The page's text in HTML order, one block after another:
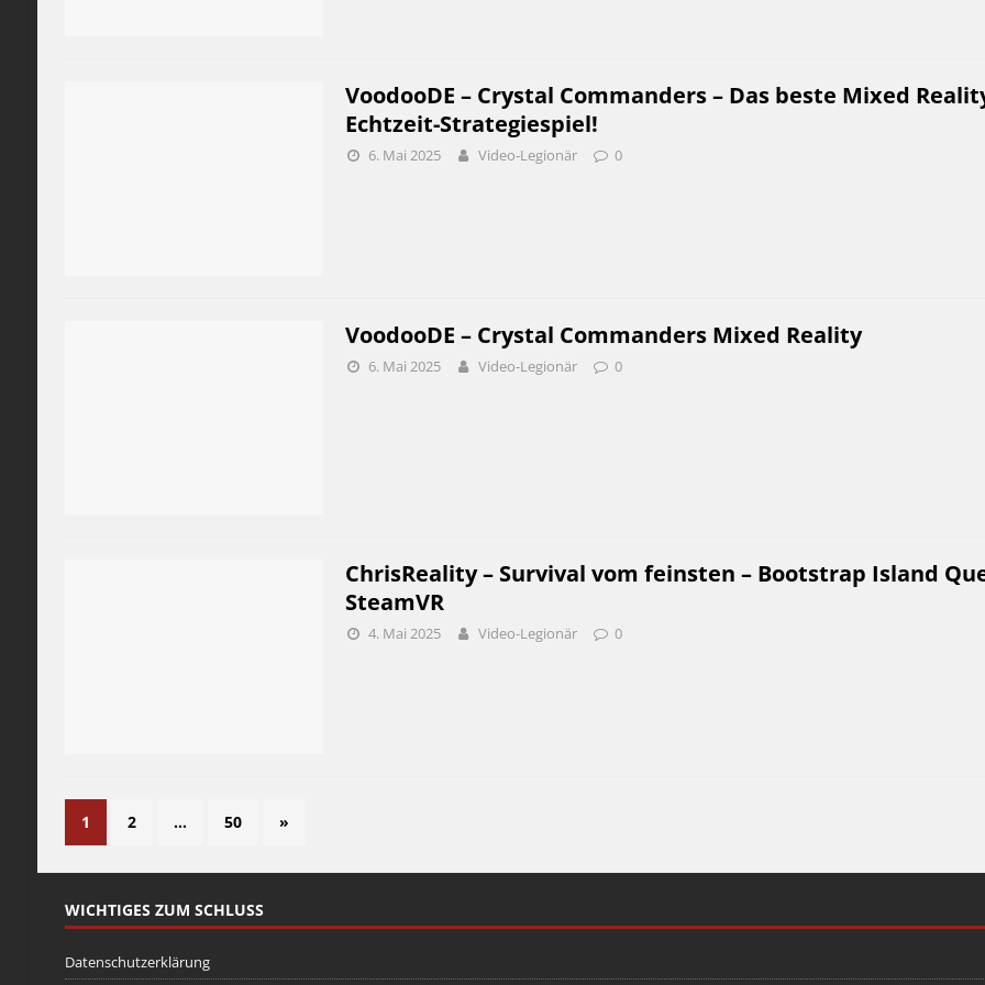
VoodooDE – Crystal Commanders – Das beste Mixed
Echtzeit-Strategiespiel!
6. Mai 2025 Video-Legionär 0
VoodooDE – Crystal Commanders Mixed Reality
6. Mai 2025 Video-Legionär 0
ChrisReality – Survival vom feinsten – Bootstrap Island
SteamVR
4. Mai 2025 Video-Legionär 0
1 2 … 50 »
WICHTIGES ZUM SCHLUSS
Datenschutzerklärung